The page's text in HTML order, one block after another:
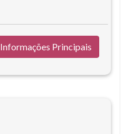
Informações Principais